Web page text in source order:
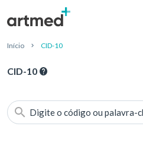
Início CID-10
CID-10
Digite o código ou palavra-